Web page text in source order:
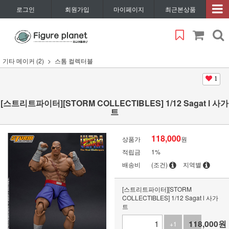
로그인 회원가입 마이페이지 최근본상품
기타 메이커 (2) 스톰 컬렉터블
1
[스트리트파이터][STORM COLLECTIBLES] 1/12 Sagat l 사가
트
상품가 118,000원
적립금
1%
배송비
(조건) 지역별
[스트리트파이터][STORM
COLLECTIBLES] 1/12 Sagat l 사가
트
+1
-1
118,000원